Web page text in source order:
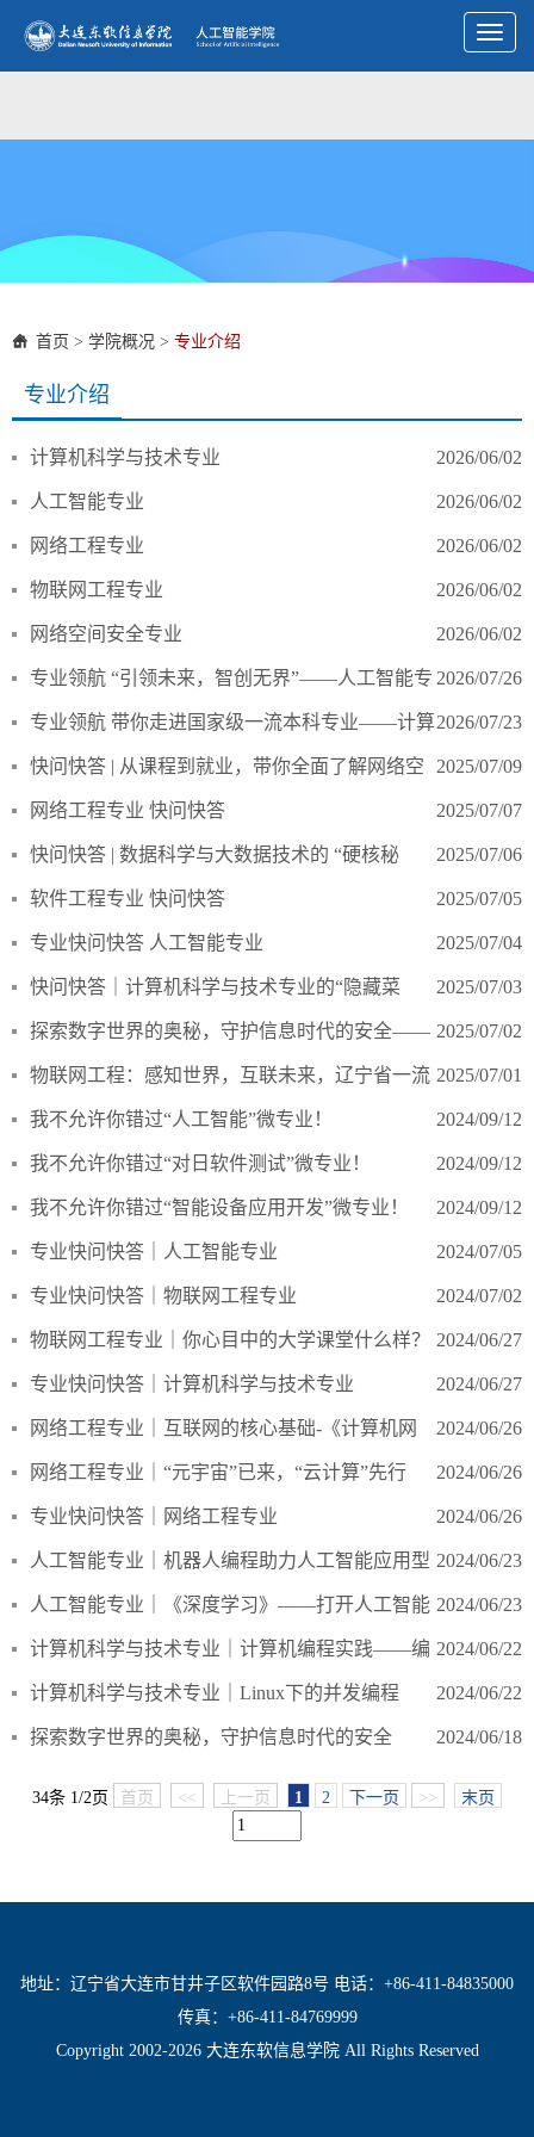
Toggle
首页 > 学院概况 > 专业介绍
专业介绍
2026/06/02
计算机科学与技术专业
2026/06/02
人工智能专业
2026/06/02
网络工程专业
2026/06/02
物联网工程专业
2026/06/02
​网络空间安全专业
2026/07/26
​专业领航 “引领未来，智创无界”——人工智能专
业
2026/07/23
专业领航 带你走进国家级一流本科专业——计算
机科学与技术
2025/07/09
快问快答 | 从课程到就业，带你全面了解网络空
间安全专业！ 可以简单介绍下网络空间安全专业么？2025/07/07
网络工程专业 快问快答
2025/07/06
快问快答 | 数据科学与大数据技术的 “硬核秘
籍”，一篇文章全解锁！
2025/07/05
软件工程专业 快问快答
2025/07/04
专业快问快答 人工智能专业
2025/07/03
快问快答｜计算机科学与技术专业的“隐藏菜
单”，一次性解锁！
2025/07/02
探索数字世界的奥秘，守护信息时代的安全——
大连东软信息学院网络空间安全专业
2025/07/01
物联网工程：感知世界，互联未来，辽宁省一流
本科专业
2024/09/12
我不允许你错过“人工智能”微专业！
2024/09/12
我不允许你错过“对日软件测试”微专业！
2024/09/12
我不允许你错过“智能设备应用开发”微专业！
2024/07/05
专业快问快答｜人工智能专业
2024/07/02
专业快问快答｜物联网工程专业
2024/06/27
物联网工程专业｜你心目中的大学课堂什么样？
2024/06/27
专业快问快答｜计算机科学与技术专业
2024/06/26
网络工程专业｜互联网的核心基础-《计算机网
络》
2024/06/26
网络工程专业｜“元宇宙”已来，“云计算”先行
——《云计算》入门基础课程
2024/06/26
专业快问快答｜网络工程专业
2024/06/23
人工智能专业｜机器人编程助力人工智能应用型
人才培养落地
2024/06/23
人工智能专业｜《深度学习》——打开人工智能
世界的大门
2024/06/22
计算机科学与技术专业｜计算机编程实践——编
程第一步至第N步
2024/06/22
计算机科学与技术专业｜Linux下的并发编程
——以智慧校园项目重塑实践学期
2024/06/18
探索数字世界的奥秘，守护信息时代的安全
34条 1/2页 首页 << 上一页 1 2 下一页 >> 末页
地址：辽宁省大连市甘井子区软件园路8号 电话：+86-411-84835000
传真：+86-411-84769999
Copyright 2002-2026 大连东软信息学院 All Rights Reserved